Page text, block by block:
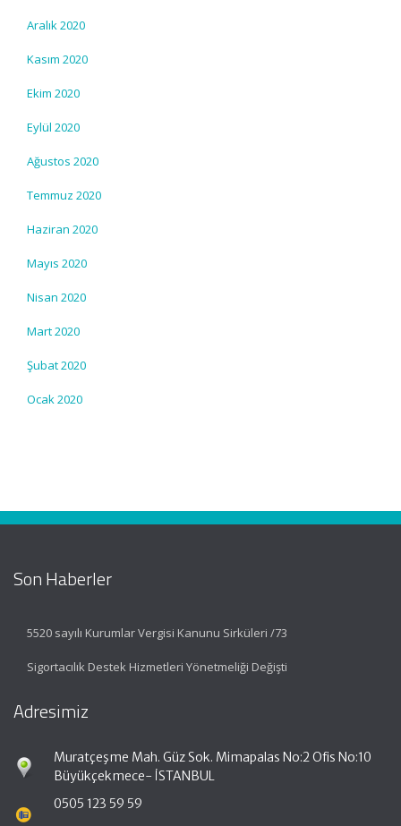
Aralık 2020
Kasım 2020
Ekim 2020
Eylül 2020
Ağustos 2020
Temmuz 2020
Haziran 2020
Mayıs 2020
Nisan 2020
Mart 2020
Şubat 2020
Ocak 2020
Son Haberler
5520 sayılı Kurumlar Vergisi Kanunu Sirküleri /73
Sigortacılık Destek Hizmetleri Yönetmeliği Değişti
Adresimiz
Muratçeşme Mah. Güz Sok. Mimapalas No:2 Ofis No:10
Büyükçekmece- İSTANBUL
0505 123 59 59